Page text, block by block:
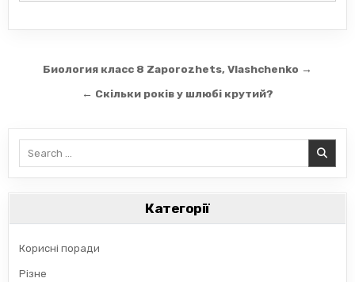
Навігація
записів
Биология класс 8 Zaporozhets, Vlashchenko →
← Скільки років у шлюбі крутий?
Категорії
Корисні поради
Різне